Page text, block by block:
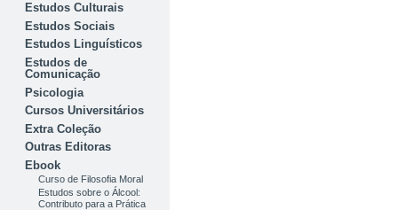
Estudos Culturais
Estudos Sociais
Estudos Linguísticos
Estudos de
Comunicação
Psicologia
Cursos Universitários
Extra Coleção
Outras Editoras
Ebook
Curso de Filosofia Moral
Estudos sobre o Álcool:
Contributo para a Prática